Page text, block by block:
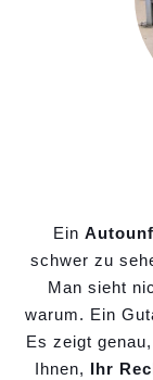
Ein
schwer zu
Man sieht
warum. Ein
Es zeigt genau,
Ihnen, Ihr